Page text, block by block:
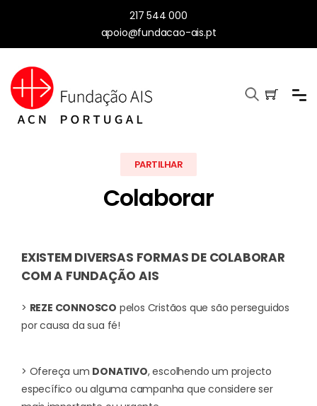
217 544 000
apoio@fundacao-ais.pt
PARTILHAR
Colaborar
EXISTEM DIVERSAS FORMAS DE COLABORAR
COM A FUNDAÇÃO AIS
> REZE CONNOSCO pelos Cristãos que são perseguidos
por causa da sua fé!
> Ofereça um DONATIVO, escolhendo um projecto
específico ou alguma campanha que considere ser